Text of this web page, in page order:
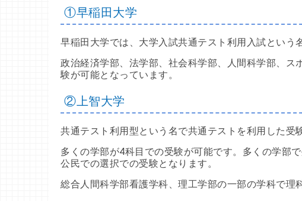
①早稲田大学
早稲田大学では、大学入試共通テスト利用入試という
政治経済学部、法学部、社会科学部、人間科学部、
験が可能となっています。
②上智大学
共通テスト利用型という名で共通テストを利用した受
多くの学部が4科目での受験が可能です。多くの学部
公民での選択での受験となります。
総合人間科学部看護学科、理工学部の一部の学科で理